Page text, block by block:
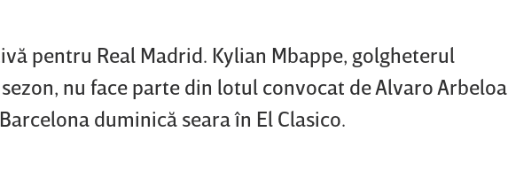
pentru Real Madrid. Kylian Mbappe, golgheterul
nu face parte din lotul convocat de Alvaro Arbeloa
duminică seara în El Clasico.